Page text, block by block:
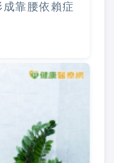
靠腰依賴症